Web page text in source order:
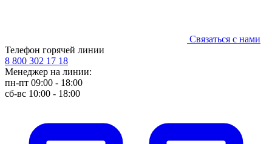
Связаться с нами
Телефон горячей линии
8 800 302 17 18
Менеджер на линии:
пн-пт 09:00 - 18:00
сб-вс 10:00 - 18:00